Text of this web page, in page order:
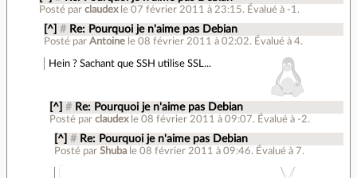
Posté par claudex le 07 février 2011 à 23:15. Évalué à -1 .
[^] # Re: Pourquoi je n'aime pas Debian
Posté parAntoine le 08 février 2011 à 02:02. Évalué à4.
Hein ? Sachant que SSH utilise SSL...
[^] # Re: Pourquoi je n'aime pas Debian
Posté par claudex le 08 février 2011 à 09:07. Évalué à -2.
[^] # Re: Pourquoi je n'aime pas Debian
Posté parShuba le 08 février 2011 à 09:46. Évalué à7.